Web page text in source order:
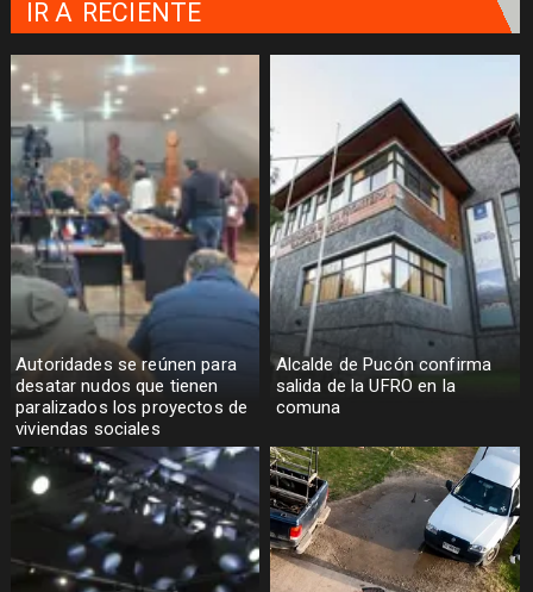
Autoridades se reúnen para
desatar nudos que tienen
paralizados los proyectos de
viviendas sociales
Alcalde de Pucón confirma
salida de la UFRO en la
comuna
IR A RECIENTE